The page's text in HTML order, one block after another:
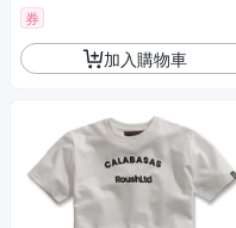
券
加入購物車